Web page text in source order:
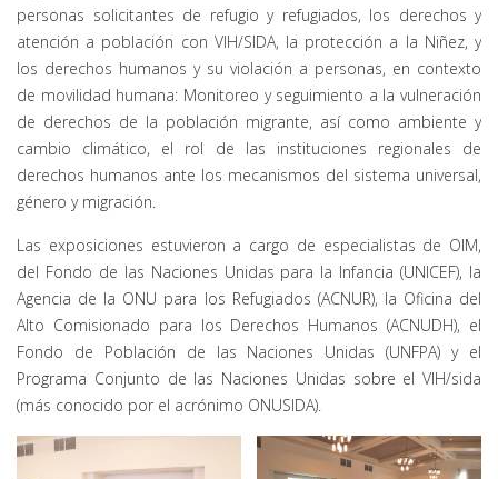
personas solicitantes de refugio y refugiados, los derechos y
atención a población con VIH/SIDA, la protección a la Niñez, y
los derechos humanos y su violación a personas, en contexto
de movilidad humana: Monitoreo y seguimiento a la vulneración
de derechos de la población migrante, así como ambiente y
cambio climático, el rol de las instituciones regionales de
derechos humanos ante los mecanismos del sistema universal,
género y migración.
Las exposiciones estuvieron a cargo de especialistas de OIM,
del Fondo de las Naciones Unidas para la Infancia (UNICEF), la
Agencia de la ONU para los Refugiados (ACNUR), la Oficina del
Alto Comisionado para los Derechos Humanos (ACNUDH), el
Fondo de Población de las Naciones Unidas (UNFPA) y el
Programa Conjunto de las Naciones Unidas sobre el VIH/sida
(más conocido por el acrónimo ONUSIDA).